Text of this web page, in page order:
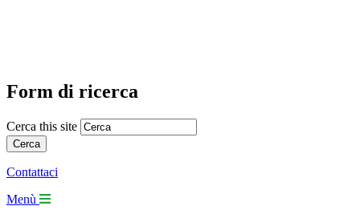
Form di ricerca
Cerca this site
Contattaci
Menù